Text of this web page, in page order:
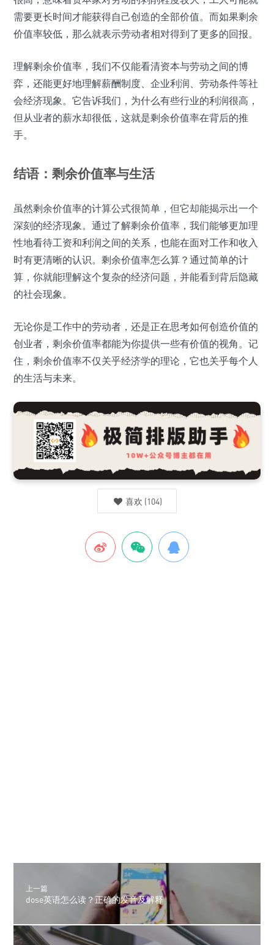
需要更长时间才能获得自己创造的全部价值。而如果剩余
价值率较低，那么就表示劳动者相对得到了更多的回报。
理解剩余价值率，我们不仅能看清资本与劳动之间的博
弈，还能更好地理解薪酬制度、企业利润、劳动条件等社
会经济现象。它告诉我们，为什么有些行业的利润很高，
但从业者的薪水却很低，这就是剩余价值率在背后的推
手。
结语：剩余价值率与生活
虽然剩余价值率的计算公式很简单，但它却能揭示出一个
深刻的经济现象。通过了解剩余价值率，我们能够更加理
性地看待工资和利润之间的关系，也能在面对工作和收入
时有更清晰的认识。剩余价值率怎么算？通过简单的计
算，你就能理解这个复杂的经济问题，并能看到背后隐藏
的社会现象。
无论你是工作中的劳动者，还是正在思考如何创造价值的
创业者，剩余价值率都能为你提供一些有价值的视角。记
住，剩余价值率不仅关乎经济学的理论，它也关乎每个人
的生活与未来。
喜欢 (104)
上一篇
dose英语怎么读？正确的发音及解释